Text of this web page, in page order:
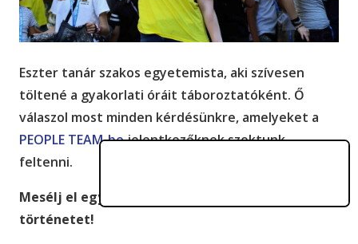
Eszter tanár szakos egyetemista, aki szívesen
töltené a gyakorlati óráit táboroztatóként. Ő
válaszol most minden kérdésünkre, amelyeket a
PEOPLE TEAM-bejelentkezőknek szoktunk
feltenni.
Mesélj el egy számodra különleges tábori
történetet!